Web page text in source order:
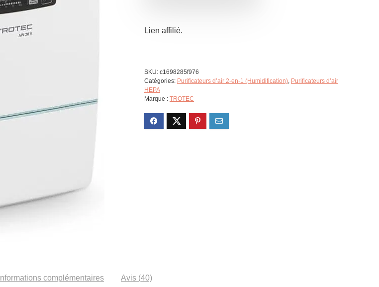
Lien affilié.
SKU: c1698285f976
Catégories: Purificateurs d’air 2-en-1 (Humidification), Purificateurs d’air
HEPA
Marque : TROTEC
Informations complémentaires Avis (40)